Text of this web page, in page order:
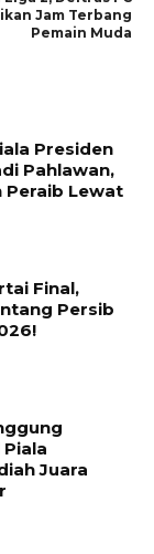
Jam Terbang
Pemain Muda
Presiden
Pahlawan,
Peraib Lewat
Final,
Persib
Juara